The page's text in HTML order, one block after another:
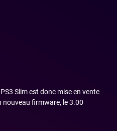
Slim est donc mise en vente
nouveau firmware, le 3.00